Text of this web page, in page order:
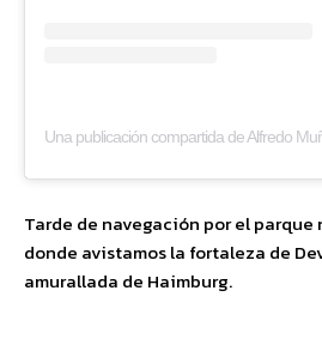
Tarde de navegación por el
donde avistamos la fortaleza de
amurallada de Haimburg.